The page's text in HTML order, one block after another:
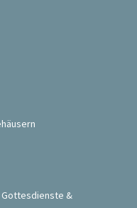
Gottesdienste &